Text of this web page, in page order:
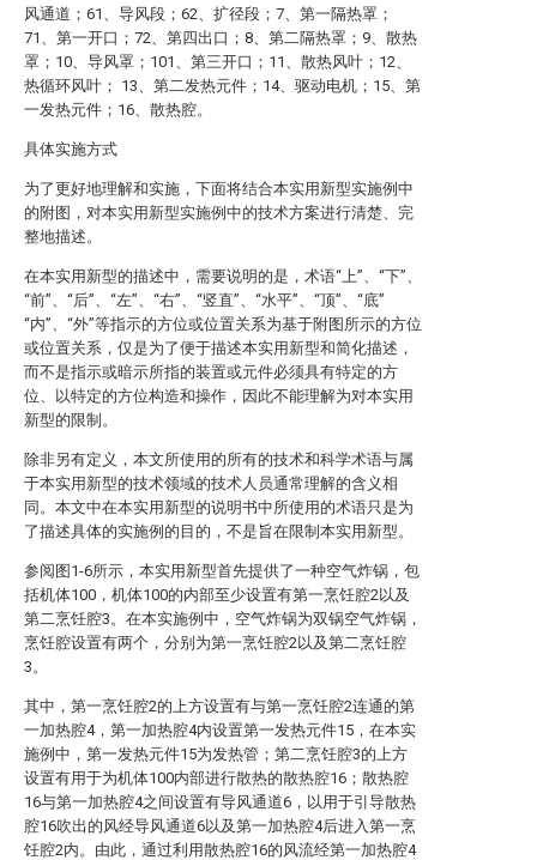
风通道；61、导风段；62、扩径段；7、第一隔热罩；
71、第一开口；72、第四出口；8、第二隔热罩；9、散热
罩；10、导风罩；101、第三开口；11、散热风叶；12、
热循环风叶； 13、第二发热元件；14、驱动电机；15、第
一发热元件；16、散热腔。
具体实施方式
为了更好地理解和实施，下面将结合本实用新型实施例中
的附图，对本实用新型实施例中的技术方案进行清楚、完
整地描述。
在本实用新型的描述中，需要说明的是，术语“上”、“下”、
“前”、“后”、“左”、“右”、“竖直”、“水平”、“顶”、“底”
“内”、“外”等指示的方位或位置关系为基于附图所示的方位
或位置关系，仅是为了便于描述本实用新型和简化描述，
而不是指示或暗示所指的装置或元件必须具有特定的方
位、以特定的方位构造和操作，因此不能理解为对本实用
新型的限制。
除非另有定义，本文所使用的所有的技术和科学术语与属
于本实用新型的技术领域的技术人员通常理解的含义相
同。本文中在本实用新型的说明书中所使用的术语只是为
了描述具体的实施例的目的，不是旨在限制本实用新型。
参阅图1-6所示，本实用新型首先提供了一种空气炸锅，包
括机体100，机体100的内部至少设置有第一烹饪腔2以及
第二烹饪腔3。在本实施例中，空气炸锅为双锅空气炸锅，
烹饪腔设置有两个，分别为第一烹饪腔2以及第二烹饪腔
3。
其中，第一烹饪腔2的上方设置有与第一烹饪腔2连通的第
一加热腔4，第一加热腔4内设置第一发热元件15，在本实
施例中，第一发热元件15为发热管；第二烹饪腔3的上方
设置有用于为机体100内部进行散热的散热腔16；散热腔
16与第一加热腔4之间设置有导风通道6，以用于引导散热
腔16吹出的风经导风通道6以及第一加热腔4后进入第一烹
饪腔2内。由此，通过利用散热腔16的风流经第一加热腔4